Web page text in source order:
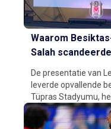
Waarom
Salah
De presentatie van
leverde opvallende
Tüpras Stadyumu,